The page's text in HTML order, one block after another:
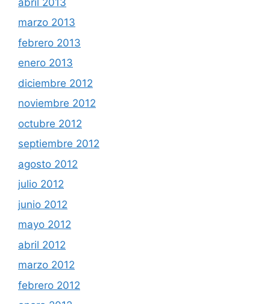
marzo 2013
febrero 2013
enero 2013
diciembre 2012
noviembre 2012
octubre 2012
septiembre 2012
agosto 2012
julio 2012
junio 2012
mayo 2012
abril 2012
marzo 2012
febrero 2012